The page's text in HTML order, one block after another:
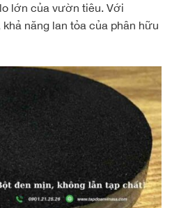
lớn của vườn tiêu. Với
năng lan tỏa của phân hữu